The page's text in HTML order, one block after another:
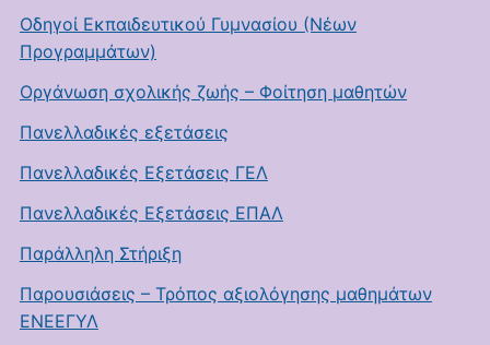
Οδηγοί Εκπαιδευτικού Γυμνασίου (Νέων
Προγραμμάτων)
Οργάνωση σχολικής ζωής – Φοίτηση μαθητών
Πανελλαδικές εξετάσεις
Πανελλαδικές Εξετάσεις ΓΕΛ
Πανελλαδικές Εξετάσεις ΕΠΑΛ
Παράλληλη Στήριξη
Παρουσιάσεις – Τρόπος αξιολόγησης μαθημάτων
ΕΝΕΕΓΥΛ